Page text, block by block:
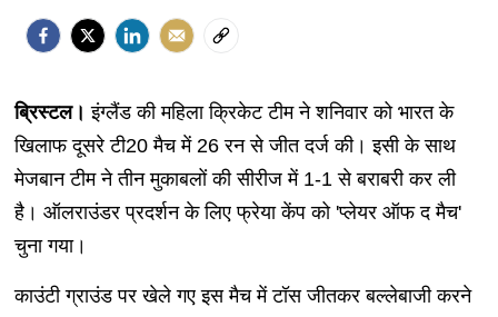
ब्रिस्टल। इंग्लैंड की महिला क्रिकेट टीम ने शनिवार को भारत के
खिलाफ दूसरे टी20 मैच में 26 रन से जीत दर्ज की। इसी के साथ
मेजबान टीम ने तीन मुकाबलों की सीरीज में 1-1 से बराबरी कर ली
है। ऑलराउंडर प्रदर्शन के लिए फ्रेया केंप को 'प्लेयर ऑफ द मैच'
चुना गया।
काउंटी ग्राउंड पर खेले गए इस मैच में टॉस जीतकर बल्लेबाजी करने